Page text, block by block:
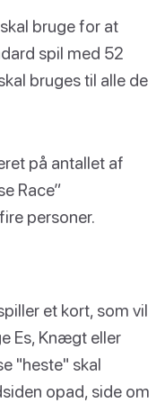
bruge for at
spil med 52
bruges til alle de
på antallet af
Race”
personer.
et kort, som vil
Es, Knægt eller
"heste" skal
opad, side om